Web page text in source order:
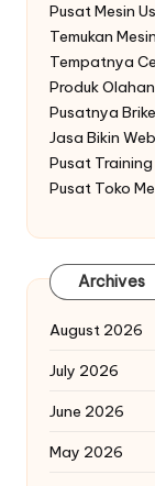
Pusat Mesin
Temukan
Tempatnya
Produk
Pusatnya
Jasa Bikin
Pusat
Pusat Toko
Archives
August 2026
July 2026
June 2026
May 2026